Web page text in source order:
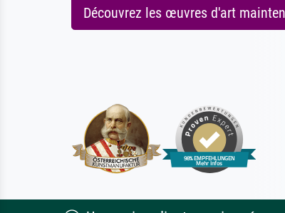
Découvrez les œuvres d'art